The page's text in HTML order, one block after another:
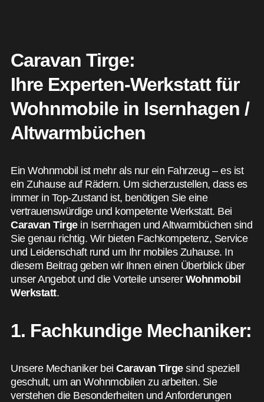
Caravan Tirge:
Ihre Experten-Werkstatt für
Wohnmobile in Isernhagen /
Altwarmbüchen
Ein Wohnmobil ist mehr als nur ein Fahrzeug – es ist
ein Zuhause auf Rädern. Um sicherzustellen, dass es
immer in Top-Zustand ist, benötigen Sie eine
vertrauenswürdige und kompetente Werkstatt. Bei
Caravan Tirgein Isernhagen und Altwarmbüchen sind
Sie genau richtig. Wir bieten Fachkompetenz, Service
und Leidenschaft rund um Ihr mobiles Zuhause. In
diesem Beitrag geben wir Ihnen einen Überblick über
unser Angebot und die Vorteile unserer Wohnmobil
Werkstatt.
1. Fachkundige Mechaniker:
Unsere Mechaniker bei Caravan Tirgesind speziell
geschult, um an Wohnmobilen zu arbeiten. Sie
verstehen die Besonderheiten und Anforderungen